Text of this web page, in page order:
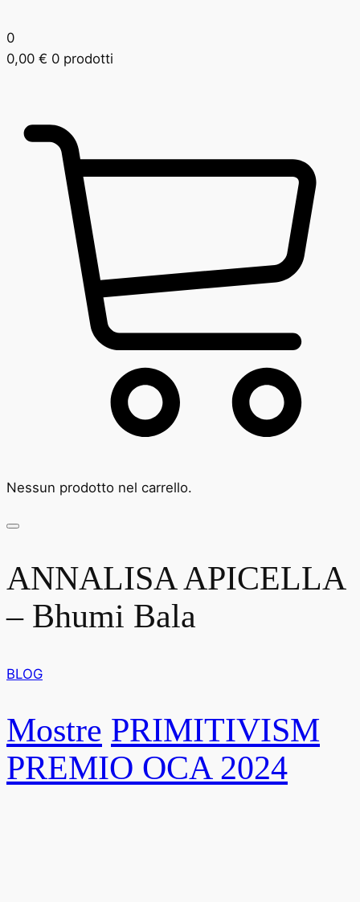
0
0,00 € 0 prodotti
Nessun prodotto nel carrello.
ANNALISA APICELLA
– Bhumi Bala
BLOG
Mostre PRIMITIVISM
PREMIO OCA 2024